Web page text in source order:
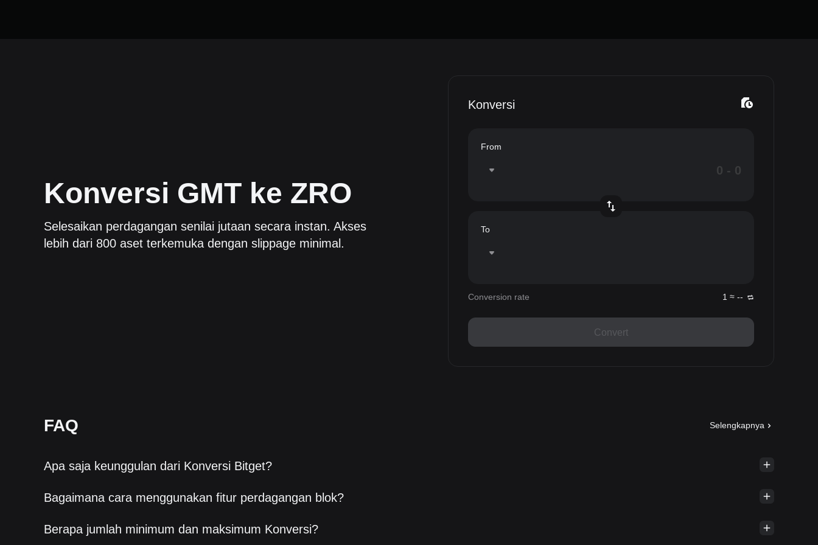
Konversi GMT ke ZRO
Selesaikan perdagangan senilai jutaan secara instan. Akses
lebih dari 800 aset terkemuka dengan slippage minimal.
Konversi
From
To
Conversion rate 1 ≈ --
Convert
FAQ Selengkapnya
Apa saja keunggulan dari Konversi Bitget?
Bagaimana cara menggunakan fitur perdagangan blok?
Berapa jumlah minimum dan maksimum Konversi?